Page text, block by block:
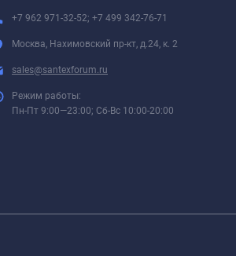
+7 962 971-32-52; +7 499 342-76-71
Москва, Нахимовский пр-кт, д.24, к. 2
sales@santexforum.ru
Режим работы:
Пн-Пт 9:00—23:00; Сб-Вс 10:00-20:00